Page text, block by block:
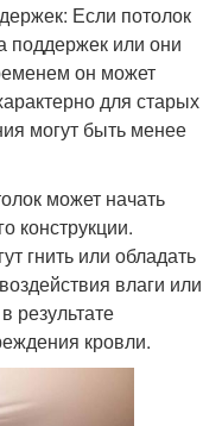
Если потолок
поддержек или они
он может
для старых
могут быть менее
может начать
конструкции.
гнить или обладать
влаги или
результате
кровли.